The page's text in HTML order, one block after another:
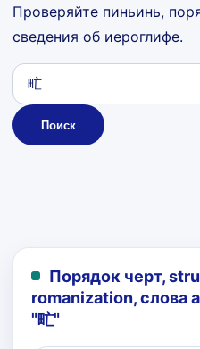
Проверяйте пиньинь,
сведения об иероглифе.
Поиск
Порядок черт,
romanization, слова
"甿"